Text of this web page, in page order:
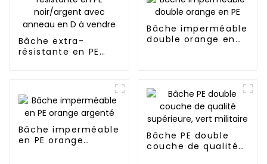
Bâche extra-
résistante en PE
Bâche imperméable
double orange en
Bâche imperméable
en PE orange
Bâche PE double
couche de qualité